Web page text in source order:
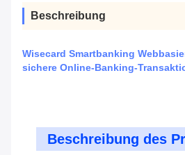
Beschreibung
Wisecard Smartbanking
sichere Online-Banking-
Beschreibung des